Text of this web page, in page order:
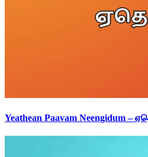
Yeathean Paavam Neengidum –